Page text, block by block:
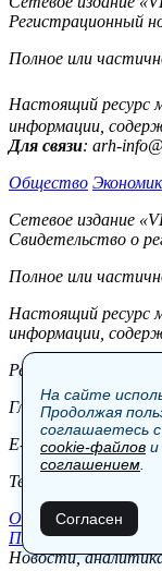
Регистрационный
Полное или
Настоящий
информации,
Для связи: arh-
Общество
Сетевое издание
Свидетельство о
Полное или
Настоящий ресурс
информации,
Редакция:
Главный редактор:
E-mail:
Тел.: +7 (921) 720-00-
Общество Экономика
Пользовательское
Новости,
На сайте
Продолжая
соглашаетесь с
cookie-файлов и
соглашением
Согласен